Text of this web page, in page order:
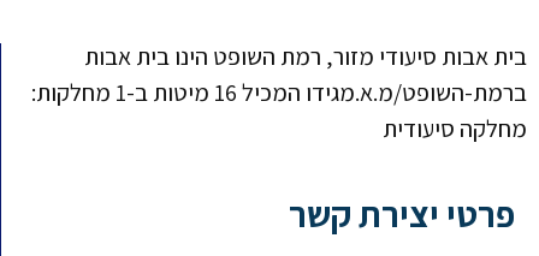
בית אבות סיעודי מזור, רמת השופט הינו בית אבות
ברמת-השופט/מ.א.מגידו המכיל 16 מיטות ב-1 מחלקות:
מחלקה סיעודית
פרטי יצירת קשר